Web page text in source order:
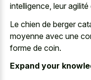
intelligence, leur
Le chien de berger
moyenne avec une
forme de coin.
Expand your